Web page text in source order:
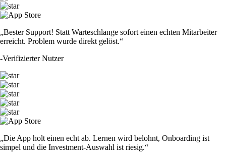
„Bester Support! Statt Warteschlange sofort einen echten Mitarbeiter
erreicht. Problem wurde direkt gelöst.“
-Verifizierter Nutzer
„Die App holt einen echt ab. Lernen wird belohnt, Onboarding ist
simpel und die Investment-Auswahl ist riesig.“